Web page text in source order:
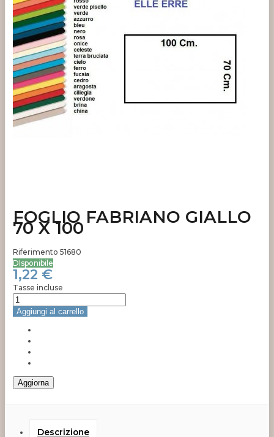
FOGLIO FABRIANO GIALLO
70 X 100
Riferimento 51680
DIsponibile
1,22 €
Tasse incluse
Aggiungi al carrello
Descrizione